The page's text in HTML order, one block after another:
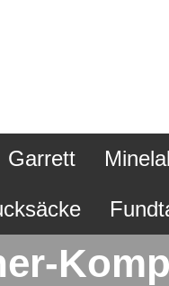
Garrett